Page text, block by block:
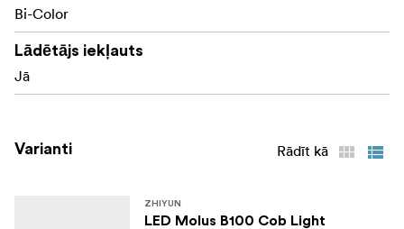
Bi-Color
Lādētājs iekļauts
Jā
Varianti Rādīt kā
ZHIYUN
LED Molus B100 Cob Light